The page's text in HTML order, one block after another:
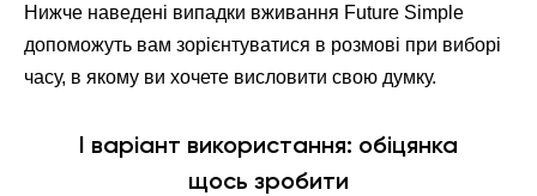
Нижче наведені випадки вживання Future Simple
допоможуть вам зорієнтуватися в розмові при виборі
часу, в якому ви хочете висловити свою думку.
I варіант використання: обіцянка
щось зробити